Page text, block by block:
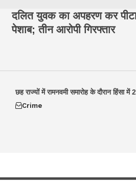
दलित युवक का अपहरण कर
पेशाब; तीन आरोपी गिरफ्तार
छह राज्यों में रामनवमी समारोह के दौरान हिंसा में
Crime